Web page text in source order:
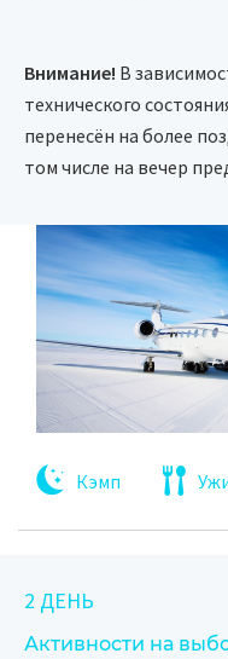
Внимание! В
технического
перенесён на более
том числе на вечер
Кэмп
2 ДЕНЬ
Активности на